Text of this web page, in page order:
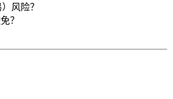
风险？
？